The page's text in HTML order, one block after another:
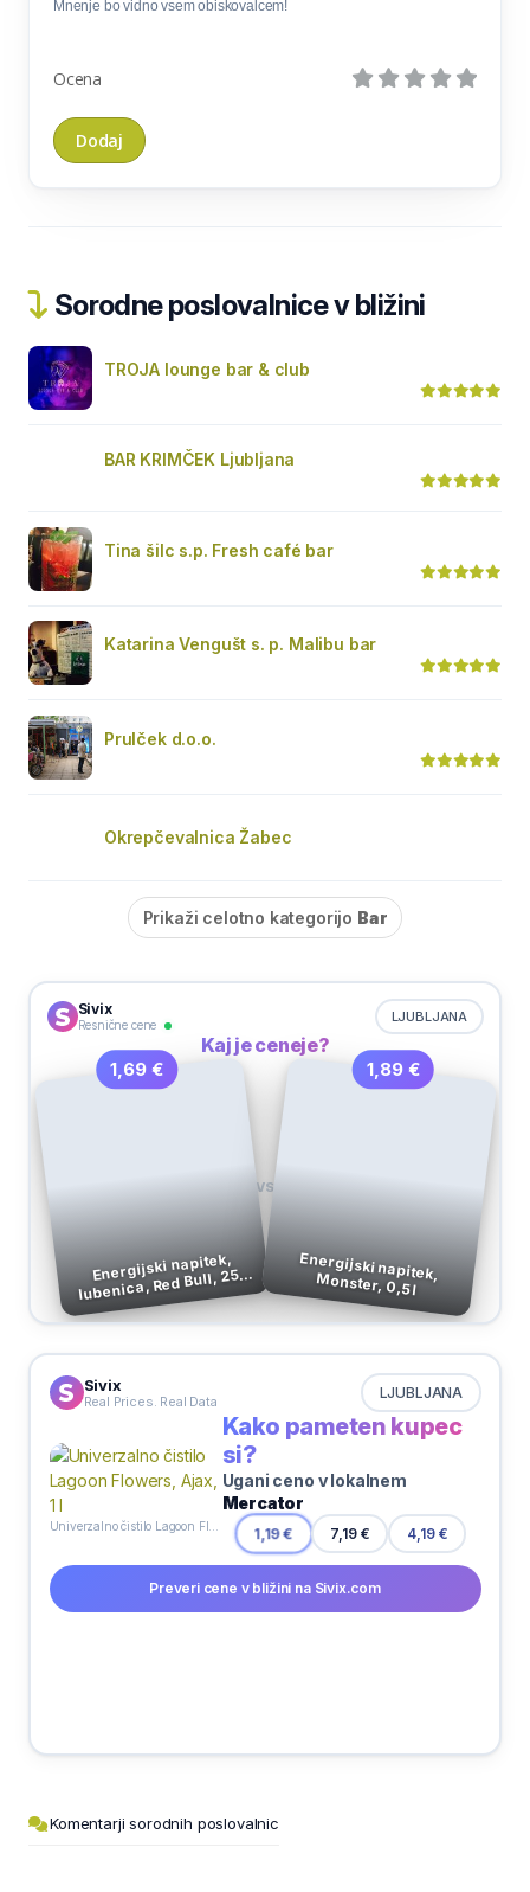
Mnenje bo vidno vsem obiskovalcem!
Ocena
Sorodne poslovalnice v bližini
TROJA lounge bar & club
BAR KRIMČEK Ljubljana
Tina šilc s.p. Fresh café bar
Katarina Vengušt s. p. Malibu bar
Prulček d.o.o.
Okrepčevalnica Žabec
Prikaži celotno kategorijo Bar
Sivix
Resnične cene
LJUBLJANA
Kaj je ceneje?
1,69 €
Energijski napitek,
lubenica, Red Bull, 250
ml
VS
1,89 €
Energijski napitek,
Monster, 0,5 l
Sivix
Real Prices. Real Data LJUBLJANA
Kako pameten kupec
si?
Ugani ceno v lokalnem
Mercator
1,19 € 7,19 € 4,19 €
Preveri cene v bližini na Sivix.com
Komentarji sorodnih poslovalnic